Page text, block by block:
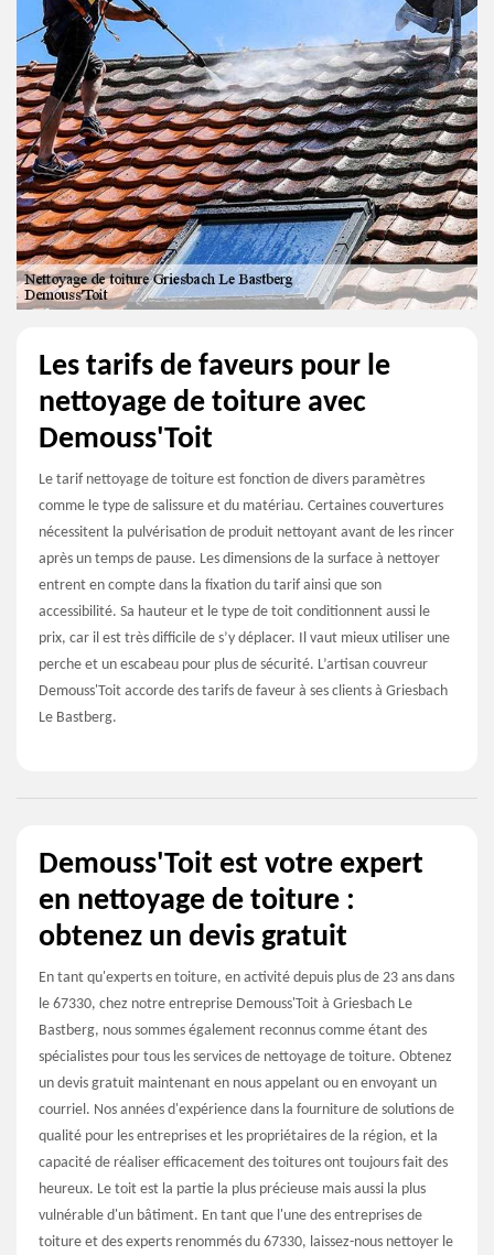
Les tarifs de faveurs pour le
nettoyage de toiture avec
Demouss'Toit
Le tarif nettoyage de toiture est fonction de divers paramètres
comme le type de salissure et du matériau. Certaines couvertures
nécessitent la pulvérisation de produit nettoyant avant de les rincer
après un temps de pause. Les dimensions de la surface à nettoyer
entrent en compte dans la fixation du tarif ainsi que son
accessibilité. Sa hauteur et le type de toit conditionnent aussi le
prix, car il est très difficile de s’y déplacer. Il vaut mieux utiliser une
perche et un escabeau pour plus de sécurité. L’artisan couvreur
Demouss'Toit accorde des tarifs de faveur à ses clients à Griesbach
Le Bastberg.
Demouss'Toit est votre expert
en nettoyage de toiture :
obtenez un devis gratuit
En tant qu'experts en toiture, en activité depuis plus de 23 ans dans
le 67330, chez notre entreprise Demouss'Toit à Griesbach Le
Bastberg, nous sommes également reconnus comme étant des
spécialistes pour tous les services de nettoyage de toiture. Obtenez
un devis gratuit maintenant en nous appelant ou en envoyant un
courriel. Nos années d'expérience dans la fourniture de solutions de
qualité pour les entreprises et les propriétaires de la région, et la
capacité de réaliser efficacement des toitures ont toujours fait des
heureux. Le toit est la partie la plus précieuse mais aussi la plus
vulnérable d'un bâtiment. En tant que l'une des entreprises de
toiture et des experts renommés du 67330, laissez-nous nettoyer le